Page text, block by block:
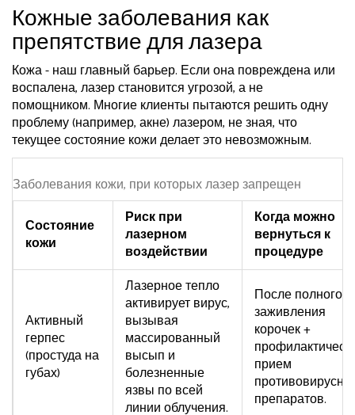
Кожные заболевания как
препятствие для лазера
Кожа - наш главный барьер. Если она повреждена или
воспалена, лазер становится угрозой, а не
помощником. Многие клиенты пытаются решить одну
проблему (например, акне) лазером, не зная, что
текущее состояние кожи делает это невозможным.
Заболевания кожи, при которых лазер запрещен
Состояние
кожи
Риск при
лазерном
воздействии
Когда можно
вернуться к
процедуре
Активный
герпес
(простуда на
губах)
Лазерное тепло
активирует вирус,
вызывая
массированный
высып и
болезненные
язвы по всей
линии облучения.
После полного
заживления
корочек +
прием
препаратов.